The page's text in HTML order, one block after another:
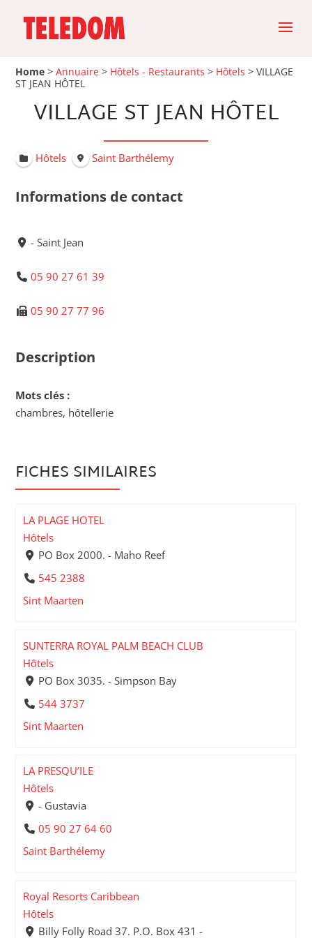
Home >Annuaire > Hôtels - Restaurants > Hôtels >VILLAGE
ST JEAN HÔTEL
VILLAGE ST JEAN HÔTEL
Hôtels Saint Barthélemy
Informations de contact
- Saint Jean
05 90 27 61 39
05 90 27 77 96
Description
Mots clés :
chambres, hôtellerie
FICHES SIMILAIRES
LA PLAGE HOTEL
Hôtels
PO Box 2000. - Maho Reef
545 2388
Sint Maarten
SUNTERRA ROYAL PALM BEACH CLUB
Hôtels
PO Box 3035. - Simpson Bay
544 3737
Sint Maarten
LA PRESQU’ILE
Hôtels
- Gustavia
05 90 27 64 60
Saint Barthélemy
Royal Resorts Caribbean
Hôtels
Billy Folly Road 37. P.O. Box 431 -